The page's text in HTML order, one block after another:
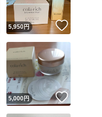
いいね！
5,950円 いいね！
いいね！
5,000円